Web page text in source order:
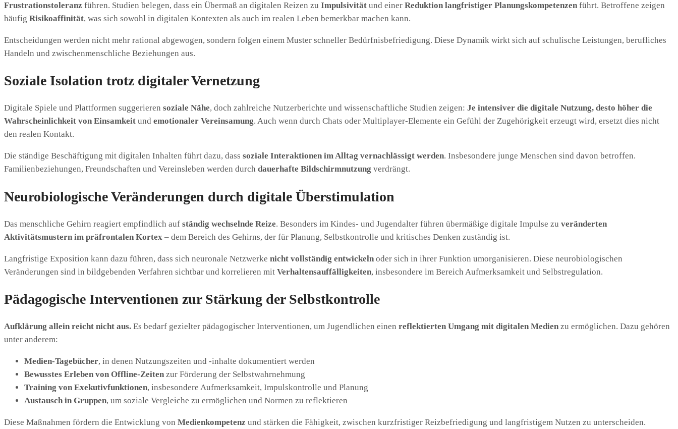
Frustrationstoleranz führen. Studien belegen, dass ein Übermaß an digitalen Reizen zu Impulsivität und einer Reduktion langfristiger Planungskompetenzen führt. Betroffene zeigen
häufig Risikoaffinität, was sich sowohl in digitalen Kontexten als auch im realen Leben bemerkbar machen kann.
Entscheidungen werden nicht mehr rational abgewogen, sondern folgen einem Muster schneller Bedürfnisbefriedigung. Diese Dynamik wirkt sich auf schulische Leistungen, berufliches
Handeln und zwischenmenschliche Beziehungen aus.
Soziale Isolation trotz digitaler Vernetzung
Digitale Spiele und Plattformen suggerieren soziale Nähe, doch zahlreiche Nutzerberichte und wissenschaftliche Studien zeigen: Je intensiver die digitale Nutzung, desto höher die
Wahrscheinlichkeit von Einsamkeit und emotionaler Vereinsamung. Auch wenn durch Chats oder Multiplayer-Elemente ein Gefühl der Zugehörigkeit erzeugt wird, ersetzt dies nicht
den realen Kontakt.
Die ständige Beschäftigung mit digitalen Inhalten führt dazu, dass soziale Interaktionen im Alltag vernachlässigt werden. Insbesondere junge Menschen sind davon betroffen.
Familienbeziehungen, Freundschaften und Vereinsleben werden durch dauerhafte Bildschirmnutzung verdrängt.
Neurobiologische Veränderungen durch digitale Überstimulation
Das menschliche Gehirn reagiert empfindlich auf ständig wechselnde Reize. Besonders im Kindes- und Jugendalter führen übermäßige digitale Impulse zu veränderten
Aktivitätsmustern im präfrontalen Kortex – dem Bereich des Gehirns, der für Planung, Selbstkontrolle und kritisches Denken zuständig ist.
Langfristige Exposition kann dazu führen, dass sich neuronale Netzwerke nicht vollständig entwickeln oder sich in ihrer Funktion umorganisieren. Diese neurobiologischen
Veränderungen sind in bildgebenden Verfahren sichtbar und korrelieren mit Verhaltensauffälligkeiten, insbesondere im Bereich Aufmerksamkeit und Selbstregulation.
Pädagogische Interventionen zur Stärkung der Selbstkontrolle
Aufklärung allein reicht nicht aus. Es bedarf gezielter pädagogischer Interventionen, um Jugendlichen einen reflektierten Umgang mit digitalen Medien zu ermöglichen. Dazu gehören
unter anderem:
Medien-Tagebücher, in denen Nutzungszeiten und -inhalte dokumentiert werden
Bewusstes Erleben von Offline-Zeiten zur Förderung der Selbstwahrnehmung
Training von Exekutivfunktionen, insbesondere Aufmerksamkeit, Impulskontrolle und Planung
Austausch in Gruppen, um soziale Vergleiche zu ermöglichen und Normen zu reflektieren
Diese Maßnahmen fördern die Entwicklung von Medienkompetenz und stärken die Fähigkeit, zwischen kurzfristiger Reizbefriedigung und langfristigem Nutzen zu unterscheiden.